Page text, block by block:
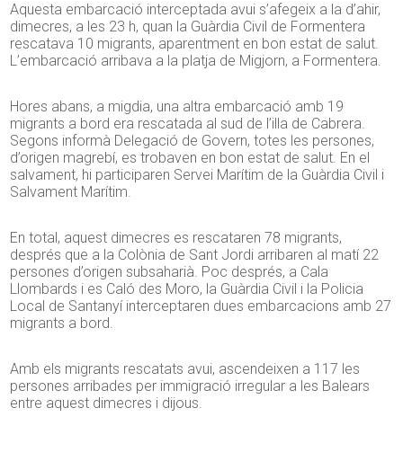
Aquesta embarcació interceptada avui s’afegeix a la d’ahir,
dimecres, a les 23 h, quan la Guàrdia Civil de Formentera
rescatava 10 migrants, aparentment en bon estat de salut.
L’embarcació arribava a la platja de Migjorn, a Formentera.
Hores abans, a migdia, una altra embarcació amb 19
migrants a bord era rescatada al sud de l’illa de Cabrera.
Segons informà Delegació de Govern, totes les persones,
d’origen magrebí, es trobaven en bon estat de salut. En el
salvament, hi participaren Servei Marítim de la Guàrdia Civil i
Salvament Marítim.
En total, aquest dimecres es rescataren 78 migrants,
després que a la Colònia de Sant Jordi arribaren al matí 22
persones d’origen subsaharià. Poc després, a Cala
Llombards i es Caló des Moro, la Guàrdia Civil i la Policia
Local de Santanyí interceptaren dues embarcacions amb 27
migrants a bord.
Amb els migrants rescatats avui, ascendeixen a 117 les
persones arribades per immigració irregular a les Balears
entre aquest dimecres i dijous.